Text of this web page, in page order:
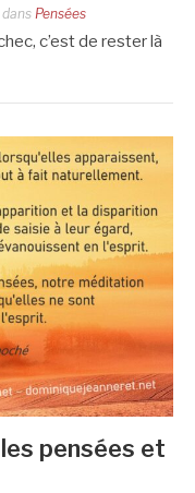
dans Pensées
c’est de rester là
pensées et